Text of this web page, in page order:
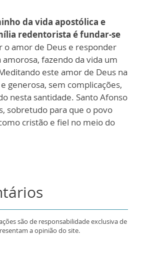
da vida apostólica e
redentorista é fundar-se
o amor de Deus e responder
fazendo da vida um
este amor de Deus na
generosa, sem complicações,
nesta santidade. Santo Afonso
sobretudo para que o povo
cristão e fiel no meio do
são de responsabilidade exclusiva de
a opinião do site.